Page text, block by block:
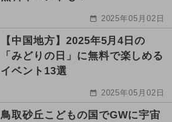
2025年05月02日
【中国地方】2025年5月4日の
「みどりの日」に無料で楽しめる
イベント13選
2025年05月02日
鳥取砂丘こどもの国でGWに宇宙